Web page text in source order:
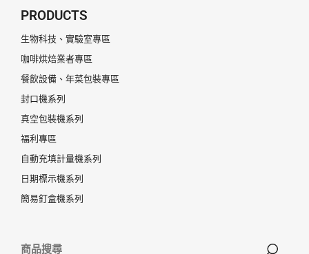
PRODUCTS
生物科技、實驗室專區
咖啡烘焙業者專區
餐飲設備、年菜包裝專區
封口機系列
真空包裝機系列
福利專區
自動充填計量機系列
日期標示機系列
簡易釘盒機系列